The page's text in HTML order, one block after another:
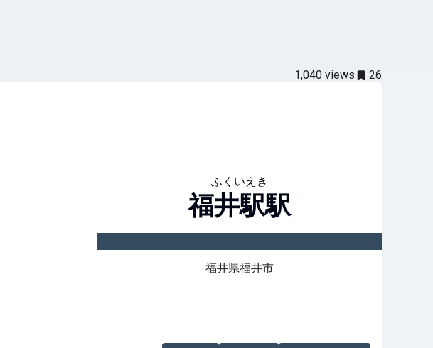
1,040 views 26
ふくいえき
福井駅駅
福井県福井市